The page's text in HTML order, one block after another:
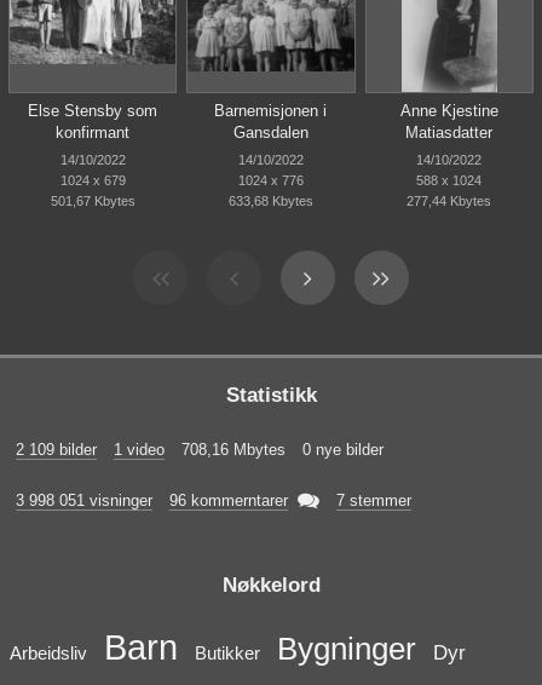
Else Stensby som
konfirmant
14/10/2022
1024 x 679
501,67 Kbytes
Barnemisjonen i
Gansdalen
14/10/2022
1024 x 776
633,68 Kbytes
Anne Kjestine
Matiasdatter
14/10/2022
588 x 1024
277,44 Kbytes
Statistikk
2 109 bilder 1 video 708,16 Mbytes 0 nye bilder
3 998 051 visninger 96 kommerntarer  7 stemmer
Nøkkelord
Arbeidsliv Barn Butikker Bygninger Dyr